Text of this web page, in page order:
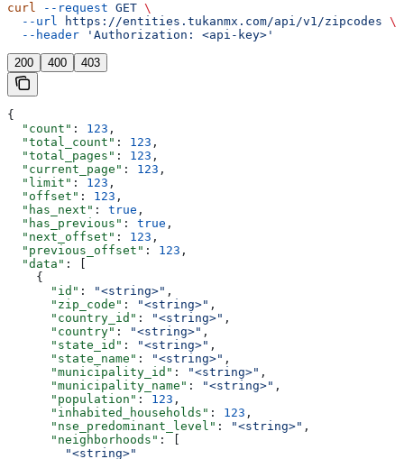
curl --request GET \
  --url
https://entities.tukanmx.com/api/v1/zipcodes \
  --header
'Authorization: <api-key>'
200 400 403
{
  "count"
: 123 ,
  "total_count"
: 123 ,
  "total_pages"
: 123 ,
  "current_page"
: 123 ,
  "limit"
: 123 ,
  "offset"
: 123 ,
  "has_next"
: true ,
  "has_previous"
: true ,
  "next_offset"
: 123 ,
  "previous_offset"
: 123 ,
  "data"
: [
    {
      "id"
: "<string>" ,
      "zip_code"
: "<string>" ,
      "country_id"
: "<string>" ,
      "country"
: "<string>" ,
      "state_id"
: "<string>" ,
      "state_name"
: "<string>" ,
      "municipality_id"
: "<string>" ,
      "municipality_name"
: "<string>" ,
      "population"
: 123 ,
      "inhabited_households"
: 123 ,
      "nse_predominant_level"
: "<string>" ,
      "neighborhoods"
: [
        "<string>"